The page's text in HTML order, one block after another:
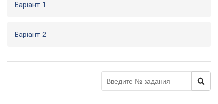
Варіант 1
Варіант 2